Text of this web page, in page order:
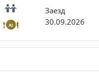
Заезд
30.09.2026